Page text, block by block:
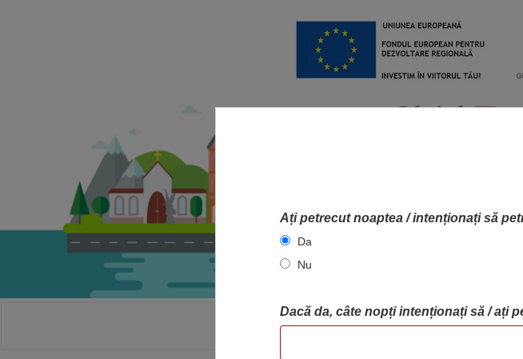
ACASA HARTA OBIECTIVELOR
Ați petrecut noaptea / intenționați să
Da
Nu
Dacă da, câte nopți intenționați să / ați